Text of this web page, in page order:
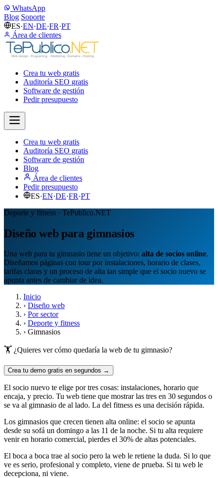
WhatsApp
Blog Soporte
ES·EN·DE·FR·PT
Área de clientes
Crea tu web gratis
Auditoría SEO gratis
Software de gestión
Pedir presupuesto
Crea tu web gratis
Auditoría SEO gratis
Software de gestión
Blog
Área de clientes
Pedir presupuesto
ES·EN·DE·FR·PT
Deporte y fitness · TePublico.NET
Diseño web para gimnasios
Una web para tu gimnasio tiene un objetivo: alta de socios online.
Diseñamos páginas con tour por instalaciones, horario de clases,
tarifas claras y un proceso de alta tan simple que el socio nuevo se
apunta antes de cambiar de idea.
Inicio
› Diseño web
› Por sector
› Deporte y fitness
› Gimnasios
🏋️ ¿Quieres ver cómo quedaría la web de tu gimnasio?
Crea tu demo gratis en segundos →
El socio nuevo te elige por tres cosas: instalaciones, horario que
encaja, y precio. Tu web tiene que mostrar las tres en 30 segundos o
se va al gimnasio de al lado. La del fitness es una decisión rápida.
Los gimnasios que crecen tienen alta online: el socio se apunta
desde su sofá un domingo a las 11 de la noche. Si tu alta requiere
venir en horario comercial, pierdes el 30% de altas potenciales.
El boca a boca trae al socio pero la web le retiene la duda. Si lo que
ve es serio, profesional y completo, viene de prueba. Si tu web le
decepciona, ni viene.